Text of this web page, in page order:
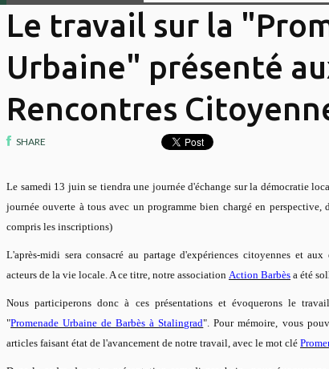
Le travail sur la
Urbaine" présenté
Rencontres
SHARE
Le samedi 13 juin se tiendra une journée d'échange sur la démocratie
journée ouverte à tous avec un programme bien chargé en
compris les inscriptions)
L'après-midi sera consacré au partage d'expériences citoyennes et
acteurs de la vie locale. A ce titre, notre association Action Barbès a été
Nous participerons donc à ces présentations et évoquerons le
"Promenade Urbaine de Barbès à Stalingrad". Pour mémoire, vous
articles faisant état de l'avancement de notre travail, avec le mot clé